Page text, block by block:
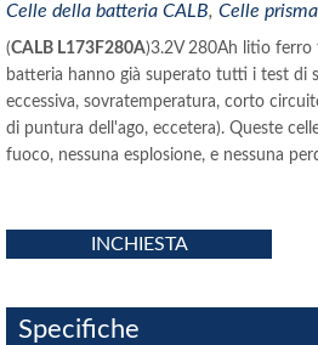
Celle della batteria CALB, Celle
(CALB L173F280A)3.2V 280Ah litio ferro
batteria hanno già superato tutti i test di
eccessiva, sovratemperatura, corto
di puntura dell'ago, eccetera). Queste
fuoco, nessuna esplosione, e nessuna
INCHIESTA
Specifiche